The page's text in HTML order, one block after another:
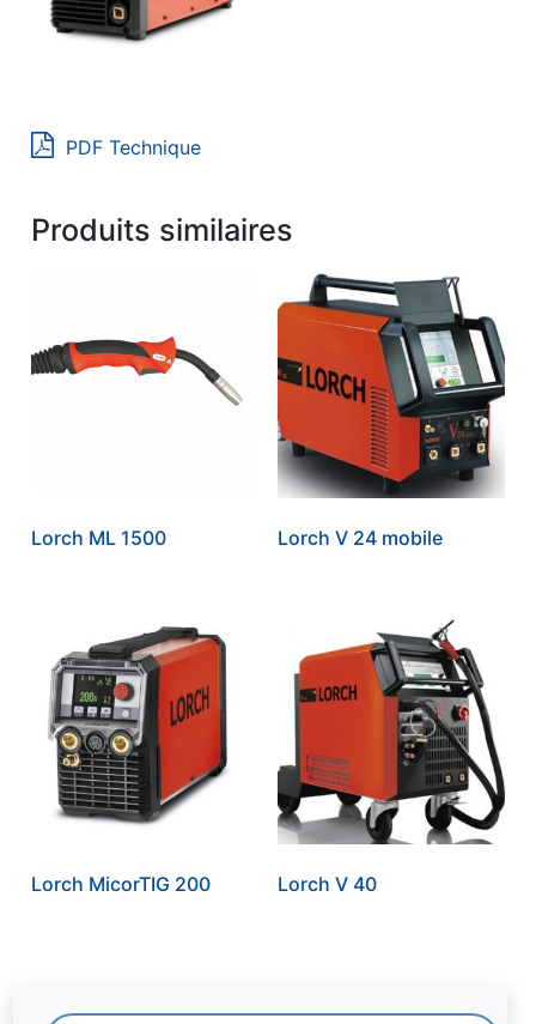
PDF Technique
Produits similaires
Lorch ML 1500 Lorch V 24 mobile
Lorch MicorTIG 200 Lorch V 40